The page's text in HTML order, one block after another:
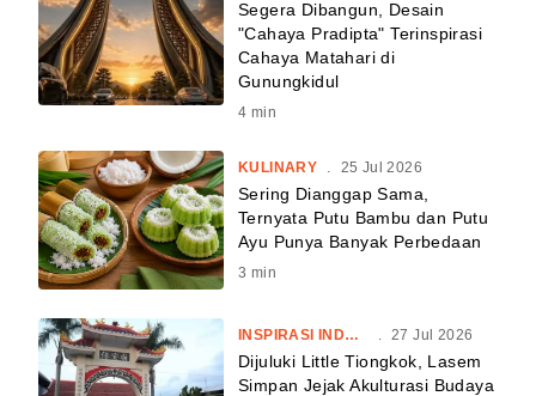
Segera Dibangun, Desain
"Cahaya Pradipta" Terinspirasi
Cahaya Matahari di
Gunungkidul
4 min
KULINARY 25 Jul 2026
Sering Dianggap Sama,
Ternyata Putu Bambu dan Putu
Ayu Punya Banyak Perbedaan
3 min
INSPIRASI INDONESIA . 27 Jul 2026
Dijuluki Little Tiongkok, Lasem
Simpan Jejak Akulturasi Budaya